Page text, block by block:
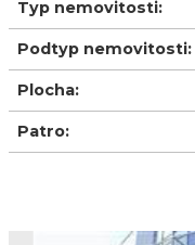
Typ nemovitosti:
Podtyp nemovitosti:
Plocha:
Patro: